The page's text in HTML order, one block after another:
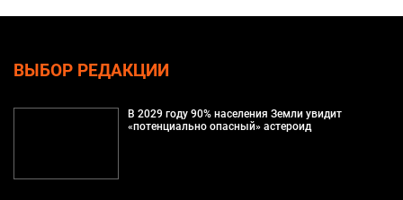
ВЫБОР РЕДАКЦИИ
В 2029 году 90% населения Земли увидит
«потенциально опасный» астероид